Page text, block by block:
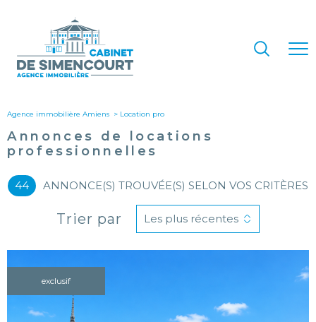
Agence immobilière Amiens location pro
Annonces de locations
professionnelles
44 ANNONCE(S) TROUVÉE(S) SELON VOS CRITÈRES
Trier par Les plus récentes
exclusif